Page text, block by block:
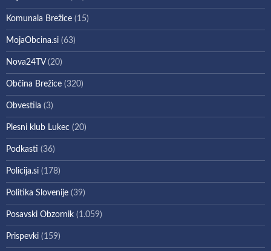
Komunala Brežice (15)
MojaObcina.si (63)
Nova24TV(20)
Občina Brežice (320)
Obvestila (3)
Plesni klub Lukec (20)
Podkasti (36)
Policija.si (178)
Politika Slovenije (39)
Posavski Obzornik (1.059)
Prispevki (159)